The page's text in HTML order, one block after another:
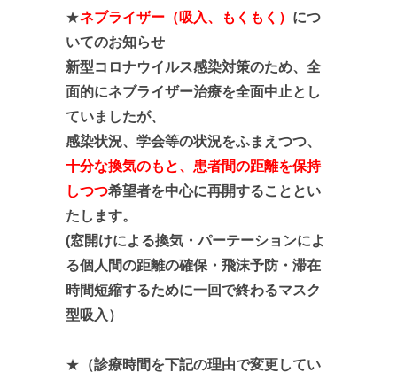
★ネブライザー（吸入、もくもく） につ
いてのお知らせ
新型コロナウイルス感染対策のため、 全
面的にネブライザー治療を全面中止とし
ていましたが、
感染状況、学会等の状況をふまえつつ、
十分な換気のもと、患者間の距離を保持
しつつ希望者を中心に再開することとい
たします。
(窓開けによる換気・パーテーションによ
る個人間の距離の確保・飛沫予防 ・滞在
時間短縮するために一回で終わるマスク
型吸入 ）
★ （診療時間を下記の理由で変更してい